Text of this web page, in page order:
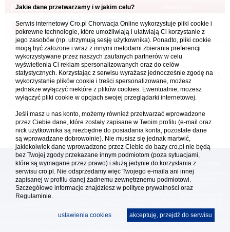
Podobne tematy
Osiem dni w Rzymie
1 ... 9 10 11
wWłochy - Italia
napisał(a) piotrf
06.08.2026 13:30
Forum Chorwacja Online - Cro.pl
Usuń ciasteczka• Strefa czasowa: UTC + 1 (Polska - czas zimowy) [ DST
[reklama ] [
Platforma cro.pl© Chorwacja online™ wykorzystuje cookies do prawidłowego działania, te pliki
gromadzą na Twoim komputerze dane ułatwiające korzystanie z serwisu; więcej informacji w
Redakcja platformy cro.pl© Chorwacja online™ nie odpowiada za treści zamieszczone przez
użytkowników. Korzystanie z serwisu oznacza akceptację regulaminu. Serwis ma charakter
się organizacją imprez turystycznych oraz nie odpowiada za treść zamieszczonych reklam.
Jakie dane przetwarzamy i w jakim celu?
Serwis internetowy Cro.pl Chorwacja Online wykorzystuje pliki cookie i
pokrewne technologie, które umożliwiają i ułatwiają Ci korzystanie z
jego zasobów (np. utrzymują sesję użytkownika). Ponadto, pliki cookie
mogą być założone i wraz z innymi metodami zbierania preferencji
wykorzystywane przez naszych zaufanych partnerów w celu
wyświetlenia Ci reklam spersonalizowanych oraz do celów
statystycznych. Korzystając z serwisu wyrażasz jednocześnie zgodę na
wykorzystanie plików cookie i treści spersonalizowane, możesz
jednakże wyłączyć niektóre z plików cookies. Ewentualnie, możesz
wyłączyć pliki cookie w opcjach swojej przeglądarki internetowej.
Jeśli masz u nas konto, możemy również przetwarzać wprowadzone
przez Ciebie dane, które zostały zapisane w Twoim profilu (e-mail oraz
nick użytkownika są niezbędne do posiadania konta, pozostałe dane
są wprowadzane dobrowolnie). Nie musisz się jednak martwić,
jakiekolwiek dane wprowadzone przez Ciebie do bazy cro.pl nie będą
bez Twojej zgody przekazane innym podmiotom (poza sytuacjami,
które są wymagane przez prawo) i służą jedynie do korzystania z
serwisu cro.pl. Nie odsprzedamy więc Twojego e-maila ani innej
zapisanej w profilu danej żadnemu zewnętrznemu podmiotowi.
Szczegółowe informacje znajdziesz w polityce prywatności oraz
Regulaminie.
akceptuję, przejdź do serwisu
ustawienia cookies